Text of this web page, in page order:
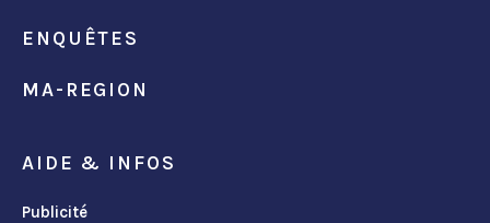
ENQUÊTES
MA-REGION
AIDE & INFOS
Publicité